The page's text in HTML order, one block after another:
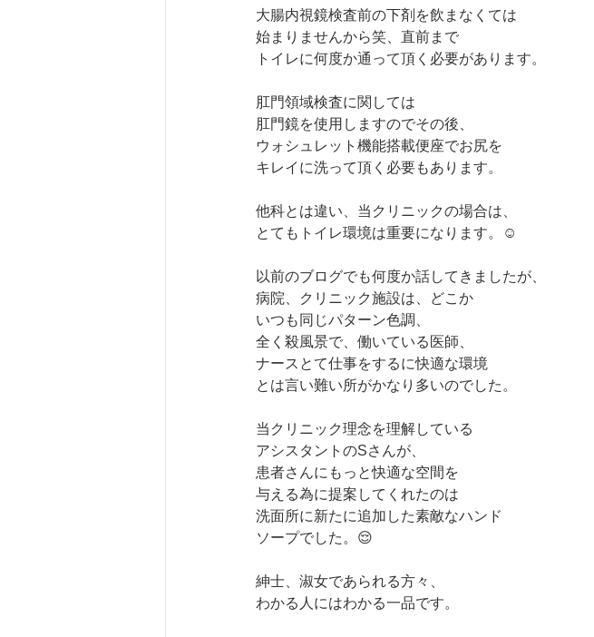
大腸内視鏡検査前の下剤を飲まなくては
始まりませんから笑、直前まで
トイレに何度か通って頂く必要があります。
肛門領域検査に関しては
肛門鏡を使用しますのでその後、
ウォシュレット機能搭載便座でお尻を
キレイに洗って頂く必要もあります。
他科とは違い、当クリニックの場合は、
とてもトイレ環境は重要になります。☺️
以前のブログでも何度か話してきましたが、
病院、クリニック施設は、どこか
いつも同じパターン色調、
全く殺風景で、働いている医師、
ナースとて仕事をするに快適な環境
とは言い難い所がかなり多いのでした。
当クリニック理念を理解している
アシスタントのSさんが、
患者さんにもっと快適な空間を
与える為に提案してくれたのは
洗面所に新たに追加した素敵なハンド
ソープでした。😌
紳士、淑女であられる方々、
わかる人にはわかる一品です。